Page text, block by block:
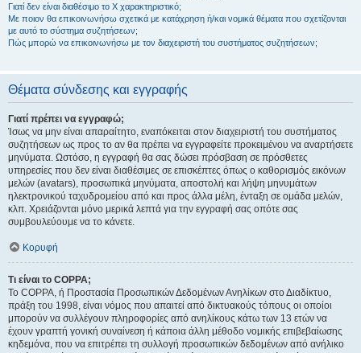
Γιατί δεν είναι διαθέσιμο το Χ χαρακτηριστικό;
Με ποιον θα επικοινωνήσω σχετικά με κατάχρηση ή/και νομικά θέματα που σχετίζονται
με αυτό το σύστημα συζητήσεων;
Πώς μπορώ να επικοινωνήσω με τον διαχειριστή του συστήματος συζητήσεων;
Θέματα σύνδεσης και εγγραφής
Γιατί πρέπει να εγγραφώ;
Ίσως να μην είναι απαραίτητο, εναπόκειται στον διαχειριστή του συστήματος
συζητήσεων ως προς το αν θα πρέπει να εγγραφείτε προκειμένου να αναρτήσετε
μηνύματα. Ωστόσο, η εγγραφή θα σας δώσει πρόσβαση σε πρόσθετες
υπηρεσίες που δεν είναι διαθέσιμες σε επισκέπτες όπως ο καθορισμός εικόνων
μελών (avatars), προσωπικά μηνύματα, αποστολή και λήψη μηνυμάτων
ηλεκτρονικού ταχυδρομείου από και προς άλλα μέλη, ένταξη σε ομάδα μελών,
κλπ. Χρειάζονται μόνο μερικά λεπτά για την εγγραφή σας οπότε σας
συμβουλεύουμε να το κάνετε.
Κορυφή
Τι είναι το COPPA;
Το COPPA, ή Προστασία Προσωπικών Δεδομένων Ανηλίκων στο Διαδίκτυο,
πράξη του 1998, είναι νόμος που απαιτεί από δικτυακούς τόπους οι οποίοι
μπορούν να συλλέγουν πληροφορίες από ανηλίκους κάτω των 13 ετών να
έχουν γραπτή γονική συναίνεση ή κάποια άλλη μέθοδο νομικής επιβεβαίωσης
κηδεμόνα, που να επιτρέπει τη συλλογή προσωπικών δεδομένων από ανήλικο